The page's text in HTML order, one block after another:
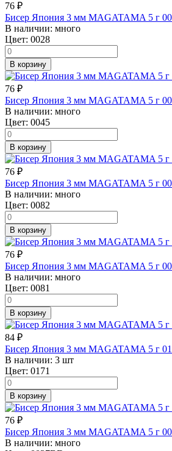
76 ₽
Бисер Япония 3 мм MAGATAMA 5 г
В наличии: много
Цвет: 0028
В корзину
76 ₽
Бисер Япония 3 мм MAGATAMA 5 г
В наличии: много
Цвет: 0045
В корзину
76 ₽
Бисер Япония 3 мм MAGATAMA 5 г
В наличии: много
Цвет: 0082
В корзину
76 ₽
Бисер Япония 3 мм MAGATAMA 5 г
В наличии: много
Цвет: 0081
В корзину
84 ₽
Бисер Япония 3 мм MAGATAMA 5 г
В наличии: 3 шт
Цвет: 0171
В корзину
76 ₽
Бисер Япония 3 мм MAGATAMA 5 г
В наличии: много